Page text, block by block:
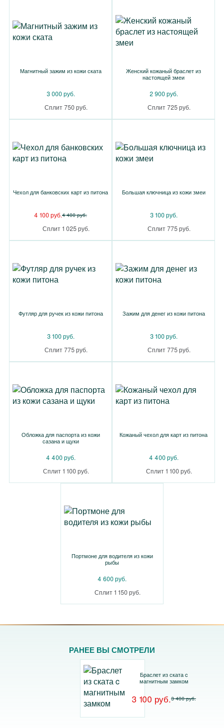
Магнитный зажим из кожи ската
3 000 руб.
Сплит 750 руб.
Женский кожаный браслет из
настоящей змеи
2 900 руб.
Сплит 725 руб.
Чехол для банковских карт из питона
4 100 руб.4 400 руб.
Сплит 1 025 руб.
Большая ключница из кожи змеи
3 100 руб.
Сплит 775 руб.
Футляр для ручек из кожи питона
3 100 руб.
Сплит 775 руб.
Зажим для денег из кожи питона
3 100 руб.
Сплит 775 руб.
Обложка для паспорта из кожи
сазана и щуки
4 400 руб.
Сплит 1 100 руб.
Кожаный чехол для карт из питона
4 400 руб.
Сплит 1 100 руб.
Портмоне для водителя из кожи
рыбы
4 600 руб.
Сплит 1 150 руб.
РАНЕЕ ВЫ СМОТРЕЛИ
Браслет из ската c
магнитным замком
3 100 руб.3 400 руб.